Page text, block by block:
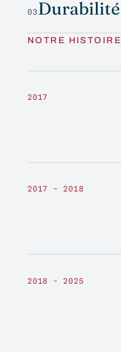
03 Durabilité
NOTRE HISTOIRE
2017
2017 - 2018
2018 - 2025